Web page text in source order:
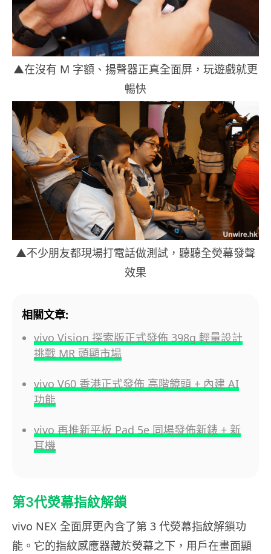
▲在沒有 M 字額、揚聲器正真全面屏，玩遊戲就更
暢快
▲不少朋友都現場打電話做測試，聽聽全熒幕發聲
效果
相關文章:
vivo Vision 探索版正式發佈 398g 輕量設計
挑戰 MR 頭顯市場
vivo V60 香港正式發佈 高階鏡頭 + 內建 AI
功能
vivo 再推新平板 Pad 5e 同場發佈新錶 + 新
耳機
第3代熒幕指紋解鎖
vivo NEX 全面屏更內含了第 3 代熒幕指紋解鎖功
能。它的指紋感應器藏於熒幕之下，用戶在畫面顯